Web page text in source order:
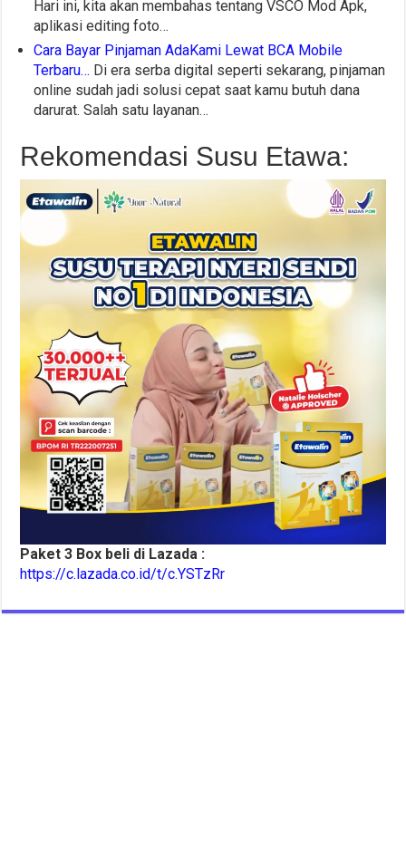
Hari ini, kita akan membahas tentang VSCO Mod Apk,
aplikasi editing foto…
Cara Bayar Pinjaman AdaKami Lewat BCA Mobile
Terbaru… Di era serba digital seperti sekarang, pinjaman
online sudah jadi solusi cepat saat kamu butuh dana
darurat. Salah satu layanan…
Rekomendasi Susu Etawa:
Paket 3 Box beli di Lazada :
https://c.lazada.co.id/t/c.YSTzRr